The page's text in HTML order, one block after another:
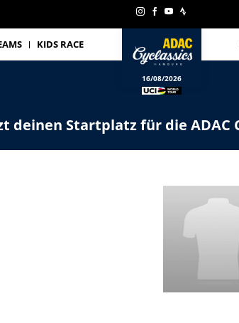
KIDS RACE
16/08/2026
deinen Startplatz für die ADAC